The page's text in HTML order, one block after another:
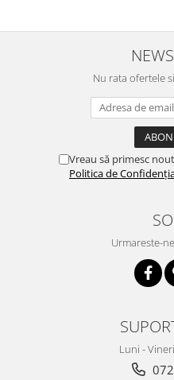
rezistă bine toată ziua și nu
oxidează. Se simte ca o cremă
hidratantă pe piele. Un f...
Nu rata ofertele
Vreau să primesc
Politica de
Urmareste-
Luni -